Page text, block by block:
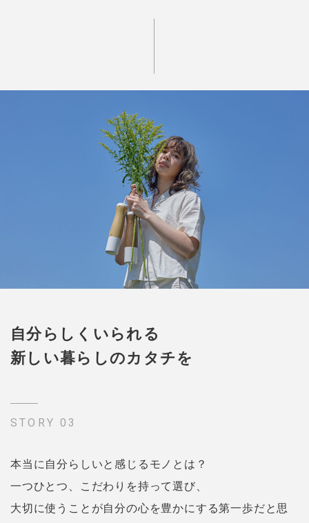
自分らしくいられる
新しい暮らしのカタチを
STORY 03
本当に自分らしいと感じるモノとは？
一つひとつ、こだわりを持って選び、
大切に使うことが自分の心を豊かにする第一歩だと思